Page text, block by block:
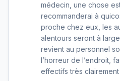
médecin, une chose
recommanderai à
proche chez eux, les
alentours seront à
revient au personnel
l’horreur de l’endroit,
effectifs très clairement